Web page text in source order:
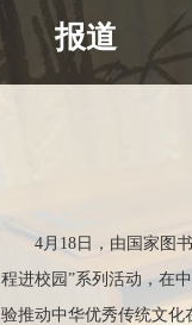
报道
4月18日，由国家图
程进校园”系列活动，在
验推动中华优秀传统文化